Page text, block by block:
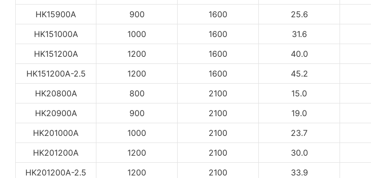
HK15900A
900 1600 25.6
HK151000A
1000 1600 31.6
HK151200A
1200 1600 40.0
HK151200A-2.5
1200 1600 45.2
HK20800A
800 2100 15.0
HK20900A
900 2100 19.0
HK201000A
1000 2100 23.7
HK201200A
1200 2100 30.0
HK201200A-2.5
1200 2100 33.9